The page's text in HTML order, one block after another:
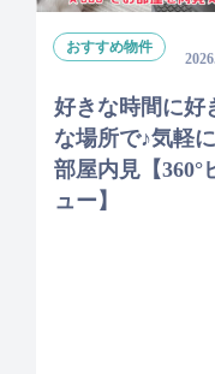
おすすめ物件
好きな時間に好
な場所で♪気軽
部屋内見【360°
ュー】